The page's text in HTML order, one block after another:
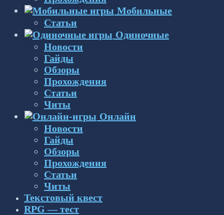
Мобильные
Статьи
Одиночные
Новости
Гайды
Обзоры
Прохождения
Статьи
Читы
Онлайн
Новости
Гайды
Обзоры
Прохождения
Статьи
Читы
Текстовый квест
RPG — тест